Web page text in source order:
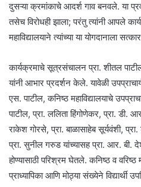
दुसऱ्या क्रमांकाचे आदर्श गाव बनवले. या
तसेच विरोधही झाला; परंतु त्यांनी आपले
महाविद्यालयाने त्यांच्या या योगदानाला
कार्यक्रमाचे सूत्रसंचालन प्रा. शीतल
यांनी आभार प्रदर्शन केले. यावेळी
एस. पाटील, कनिष्ठ महाविद्यालयाचे
पाटील, प्रा. ललिता हिंगोणेकर, प्रा. डी.
राकेश गोरसे, प्रा. बाळासाहेब सूर्यवंशी,
प्रा. सुनील गरुड यांच्यासह प्रा. आर. बी.
होण्यासाठी परिश्रम घेतले. कनिष्ठ व वरिष्ठ
प्राध्यापिका आणि मोठ्या संख्येने विद्यार्थी